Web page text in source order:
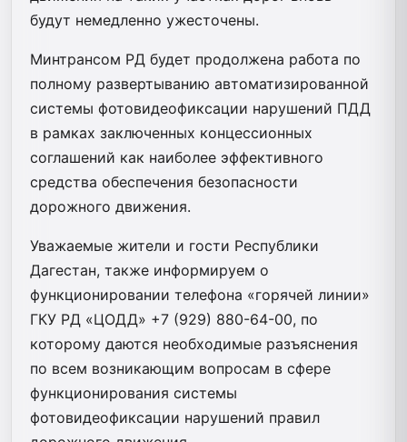
будут немедленно ужесточены.
Минтрансом РД будет продолжена работа по
полному развертыванию автоматизированной
системы фотовидеофиксации нарушений ПДД
в рамках заключенных концессионных
соглашений как наиболее эффективного
средства обеспечения безопасности
дорожного движения.
Уважаемые жители и гости Республики
Дагестан, также информируем о
функционировании телефона «горячей линии»
ГКУ РД «ЦОДД» +7 (929) 880-64-00, по
которому даются необходимые разъяснения
по всем возникающим вопросам в сфере
функционирования системы
фотовидеофиксации нарушений правил